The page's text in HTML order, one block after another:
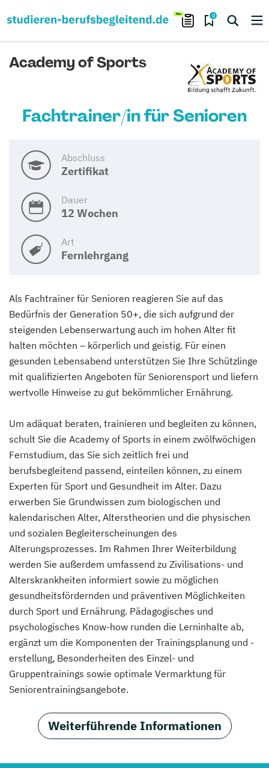
0
Academy of Sports
Fachtrainer/in für Senioren
Abschluss
Zertifikat
Dauer
12 Wochen
Art
Fernlehrgang
Als Fachtrainer für Senioren reagieren Sie auf das
Bedürfnis der Generation 50+, die sich aufgrund der
steigenden Lebenserwartung auch im hohen Alter fit
halten möchten – körperlich und geistig. Für einen
gesunden Lebensabend unterstützen Sie Ihre Schützlinge
mit qualifizierten Angeboten für Seniorensport und liefern
wertvolle Hinweise zu gut bekömmlicher Ernährung.
Um adäquat beraten, trainieren und begleiten zu können,
schult Sie die Academy of Sports in einem zwölfwöchigen
Fernstudium, das Sie sich zeitlich frei und
berufsbegleitend passend, einteilen können, zu einem
Experten für Sport und Gesundheit im Alter. Dazu
erwerben Sie Grundwissen zum biologischen und
kalendarischen Alter, Alterstheorien und die physischen
und sozialen Begleiterscheinungen des
Alterungsprozesses. Im Rahmen Ihrer Weiterbildung
werden Sie außerdem umfassend zu Zivilisations- und
Alterskrankheiten informiert sowie zu möglichen
gesundheitsfördernden und präventiven Möglichkeiten
durch Sport und Ernährung. Pädagogisches und
psychologisches Know-how runden die Lerninhalte ab,
ergänzt um die Komponenten der Trainingsplanung und -
erstellung, Besonderheiten des Einzel- und
Gruppentrainings sowie optimale Vermarktung für
Seniorentrainingsangebote.
Weiterführende Informationen